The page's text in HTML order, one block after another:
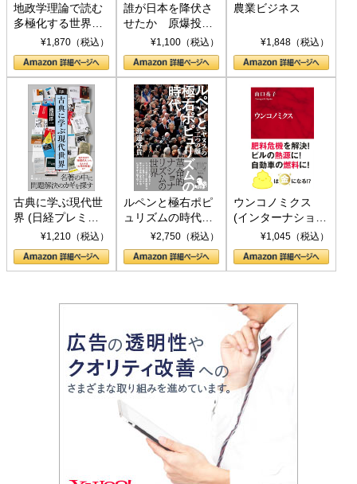
地政学理論で読む
多極化する世界：
トランプとBRICS
の挑戦
¥1,870（税込）
誰が日本を降伏さ
せたか 原爆投
下、ソ連参戦、そ
して聖断 (PHP新
書)
¥1,100（税込）
農業ビジネス
¥1,848（税込）
古典に学ぶ現代世
界 (日経プレミア
シリーズ)¥1,210（税込）
ルペンと極右ポピ
ュリズムの時代：
〈ヤヌス〉の二つ
の顔
¥2,750（税込）
ウンコノミクス
(インターナショナ
ル新書)¥1,045（税込）